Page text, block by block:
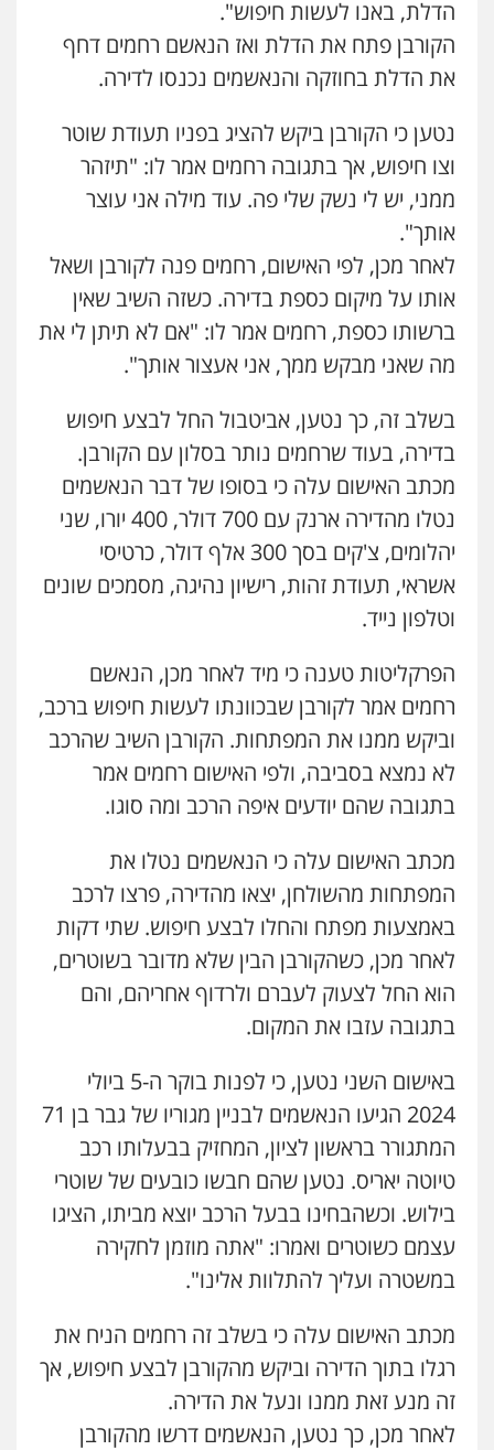
עו"ד אלון קריטי
פלילי כלכלי אלימות סמים מעצרים
עו"ד זוהר ארבל
פלילי פשיעה חמורה מעצרים וחקירות
קטינים
הדלת, באנו לעשות חיפוש".
הקורבן פתח את הדלת ואז הנאשם רחמים דחף
את הדלת בחוזקה והנאשמים נכנסו לדירה.
נטען כי הקורבן ביקש להציג בפניו תעודת שוטר
וצו חיפוש, אך בתגובה רחמים אמר לו: "תיזהר
ממני, יש לי נשק שלי פה. עוד מילה אני עוצר
אותך".
לאחר מכן, לפי האישום, רחמים פנה לקורבן ושאל
אותו על מיקום כספת בדירה. כשזה השיב שאין
ברשותו כספת, רחמים אמר לו: "אם לא תיתן לי את
מה שאני מבקש ממך, אני אעצור אותך".
בשלב זה, כך נטען, אביטבול החל לבצע חיפוש
בדירה, בעוד שרחמים נותר בסלון עם הקורבן.
מכתב האישום עלה כי בסופו של דבר הנאשמים
נטלו מהדירה ארנק עם 700 דולר, 400 יורו, שני
יהלומים, צ'קים בסך 300 אלף דולר, כרטיסי
אשראי, תעודת זהות, רישיון נהיגה, מסמכים שונים
וטלפון נייד.
הפרקליטות טענה כי מיד לאחר מכן, הנאשם
רחמים אמר לקורבן שבכוונתו לעשות חיפוש ברכב,
וביקש ממנו את המפתחות. הקורבן השיב שהרכב
לא נמצא בסביבה, ולפי האישום רחמים אמר
בתגובה שהם יודעים איפה הרכב ומה סוגו.
מכתב האישום עלה כי הנאשמים נטלו את
המפתחות מהשולחן, יצאו מהדירה, פרצו לרכב
באמצעות מפתח והחלו לבצע חיפוש. שתי דקות
לאחר מכן, כשהקורבן הבין שלא מדובר בשוטרים,
הוא החל לצעוק לעברם ולרדוף אחריהם, והם
בתגובה עזבו את המקום.
באישום השני נטען, כי לפנות בוקר ה-5 ביולי
2024 הגיעו הנאשמים לבניין מגוריו של גבר בן 71
המתגורר בראשון לציון, המחזיק בבעלותו רכב
טיוטה יאריס. נטען שהם חבשו כובעים של שוטרי
בילוש. וכשהבחינו בבעל הרכב יוצא מביתו, הציגו
עצמם כשוטרים ואמרו: "אתה מוזמן לחקירה
במשטרה ועליך להתלוות אלינו".
מכתב האישום עלה כי בשלב זה רחמים הניח את
רגלו בתוך הדירה וביקש מהקורבן לבצע חיפוש, אך
זה מנע זאת ממנו ונעל את הדירה.
לאחר מכן, כך נטען, הנאשמים דרשו מהקורבן